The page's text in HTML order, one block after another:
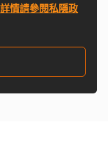
詳情請參閱私隱政